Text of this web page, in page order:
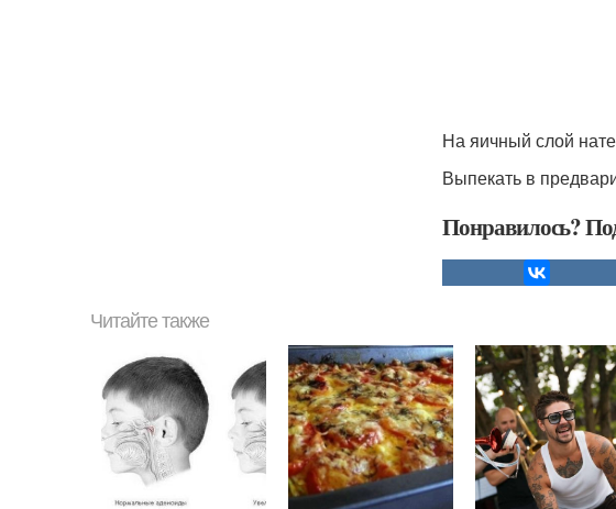
На яичный слой
Выпекать в
Понравилось?
Читайте также